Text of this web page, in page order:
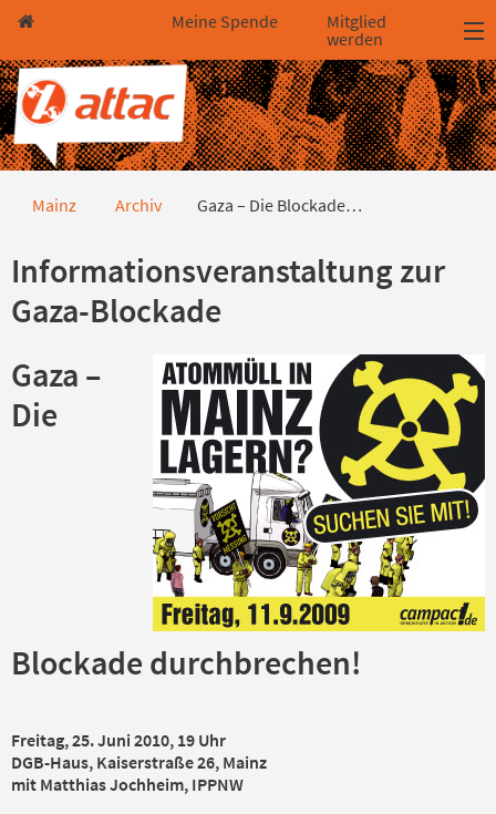
Direkt zum Hauptinhalt springen
Direkt zur Haupt-Navigation springen
Direkt zur Service-Navigation springen
Direkt zur Footer-Navigation springen
Direkt zum Footerinhalt springen
Meine Spende
Mitglied
werden
Gaza – Die Blockade
Mainz Archiv Gaza – Die Blockade…
Informationsveranstaltung zur
Gaza-Blockade
Gaza –
Die
Blockade durchbrechen!
Freitag, 25. Juni 2010, 19 Uhr
DGB-Haus, Kaiserstraße 26, Mainz
mit Matthias Jochheim, IPPNW